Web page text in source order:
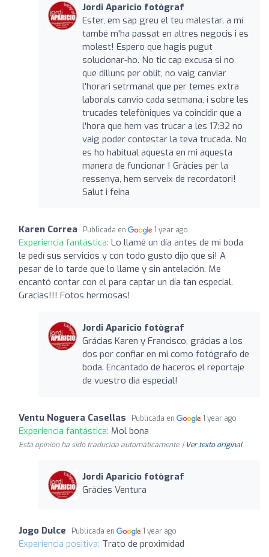
Jordi Aparicio fotògraf
Ester, em sap greu el teu malestar, a mí
també m'ha passat en altres negocis i es
molest! Espero que hagis pugut
solucionar-ho. No tic cap excusa si no
que dilluns per oblit, no vaig canviar
l'horari setrmanal que per temes extra
laborals canvio cada setmana, i sobre les
trucades telefòniques va coincidir que a
l'hora que hem vas trucar a les 17:32 no
vaig poder contestar la teva trucada. No
es ho habitual aquesta en mi aquesta
manera de funcionar ! Gràcies per la
ressenya, hem serveix de recordatori!
Salut i feina
Karen Correa Publicada en 1 year ago
Experiencia fantástica: Lo llamé un día antes de mi boda
le pedí sus servicios y con todo gusto dijo que si! A
pesar de lo tarde que lo llame y sin antelación. Me
encantó contar con el para captar un día tan especial.
Gracias!!! Fotos hermosas!
Jordi Aparicio fotògraf
Grácias Karen y Francisco, grácias a los
dos por confiar en mi como fotógrafo de
boda. Encantado de haceros el reportaje
de vuestro dia especial!
Ventu Noguera Casellas Publicada en 1 year ago
Experiencia fantástica: Mol bona
Esta opinión ha sido traducida automáticamente. | Ver texto original
Jordi Aparicio fotògraf
Gràcies Ventura
Jogo Dulce Publicada en 1 year ago
Experiencia positiva: Trato de proximidad